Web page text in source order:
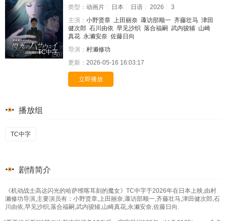
TC中字
类型： 动画片 日本 日语 2026
3
主演： 小野贤章 上田丽奈 诹访部顺一 齐藤壮马 津田
健次郎 石川由依 早见沙织 落合福嗣 武内骏辅 山崎
真花 永濑安奈 佐藤日向
导演： 村濑修功
更新： 2026-05-16 16:03:17
立即播放
播放组
TC中字
剧情简介
《机动战士高达闪光的哈萨维喀耳刻的魔女》TC中字于2026年在日本上映,由村
濑修功导演,主要演员有：小野贤章,上田丽奈,诹访部顺一,齐藤壮马,津田健次郎,石
川由依,早见沙织,落合福嗣,武内骏辅,山崎真花,永濑安奈,佐藤日向.